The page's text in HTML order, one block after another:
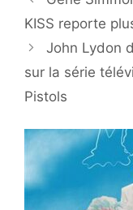
KISS reporte
John Lydon
sur la série
Pistols